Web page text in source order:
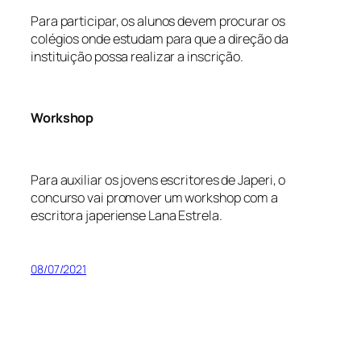
Para participar, os alunos devem procurar os
colégios onde estudam para que a direção da
instituição possa realizar a inscrição.
Workshop
Para auxiliar os jovens escritores de Japeri, o
concurso vai promover um workshop com a
escritora japeriense Lana Estrela.
08/07/2021